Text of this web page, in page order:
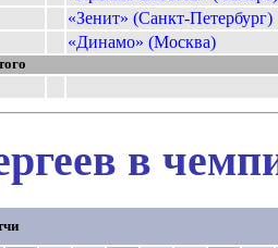
«Зенит» (Санкт-Петербург)
«Динамо» (Москва)
в